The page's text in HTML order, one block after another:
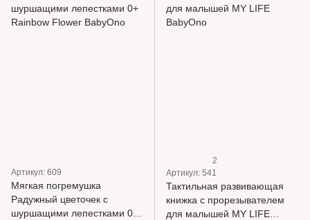
Артикул: 609
Мягкая погремушка
Радужный цветочек c
шуршащими лепестками 0+
2
Артикул: 541
Тактильная развивающая
книжка с прорезывателем
для малышей MY LIFE